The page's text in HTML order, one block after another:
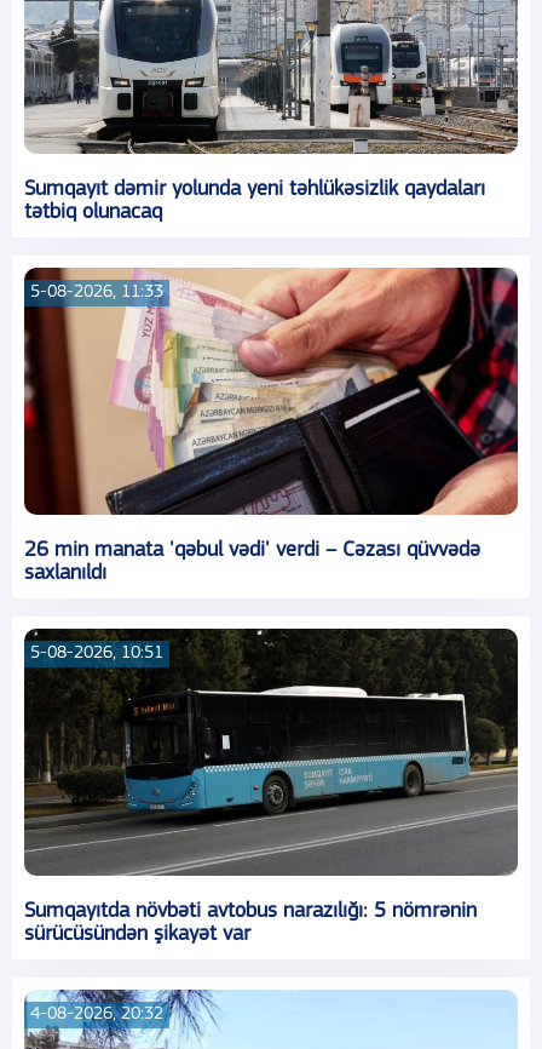
Sumqayıt dəmir yolunda yeni təhlükəsizlik qaydaları
tətbiq olunacaq
5-08-2026, 11:33
26 min manata 'qəbul vədi' verdi – Cəzası qüvvədə
saxlanıldı
5-08-2026, 10:51
Sumqayıtda növbəti avtobus narazılığı: 5 nömrənin
sürücüsündən şikayət var
4-08-2026, 20:32